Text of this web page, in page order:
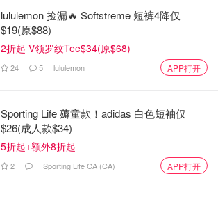
lululemon 捡漏🔥 Softstreme 短裤4降仅
$19(原$88)
2折起 V领罗纹Tee$34(原$68)
24 5 lululemon APP打开
Sporting Life 薅童款！adidas 白色短袖仅
$26(成人款$34)
5折起+额外8折起
2 Sporting Life CA (CA) APP打开